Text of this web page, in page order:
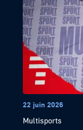
22 juin 2026
Multisports